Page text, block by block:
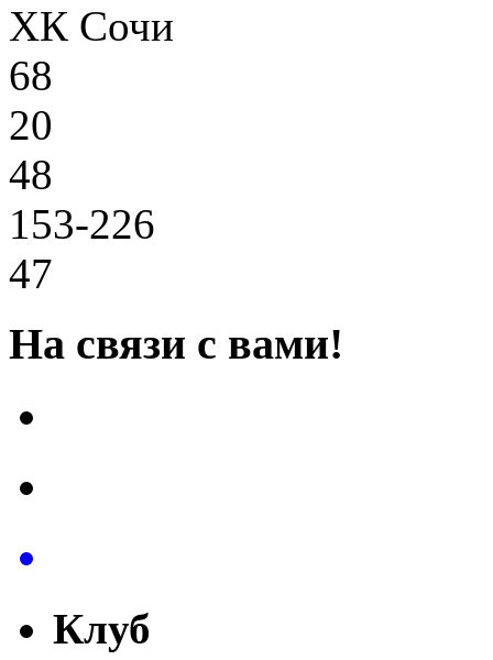
ХК Сочи
68
20
48
153-226
47
На связи с вами!
Клуб